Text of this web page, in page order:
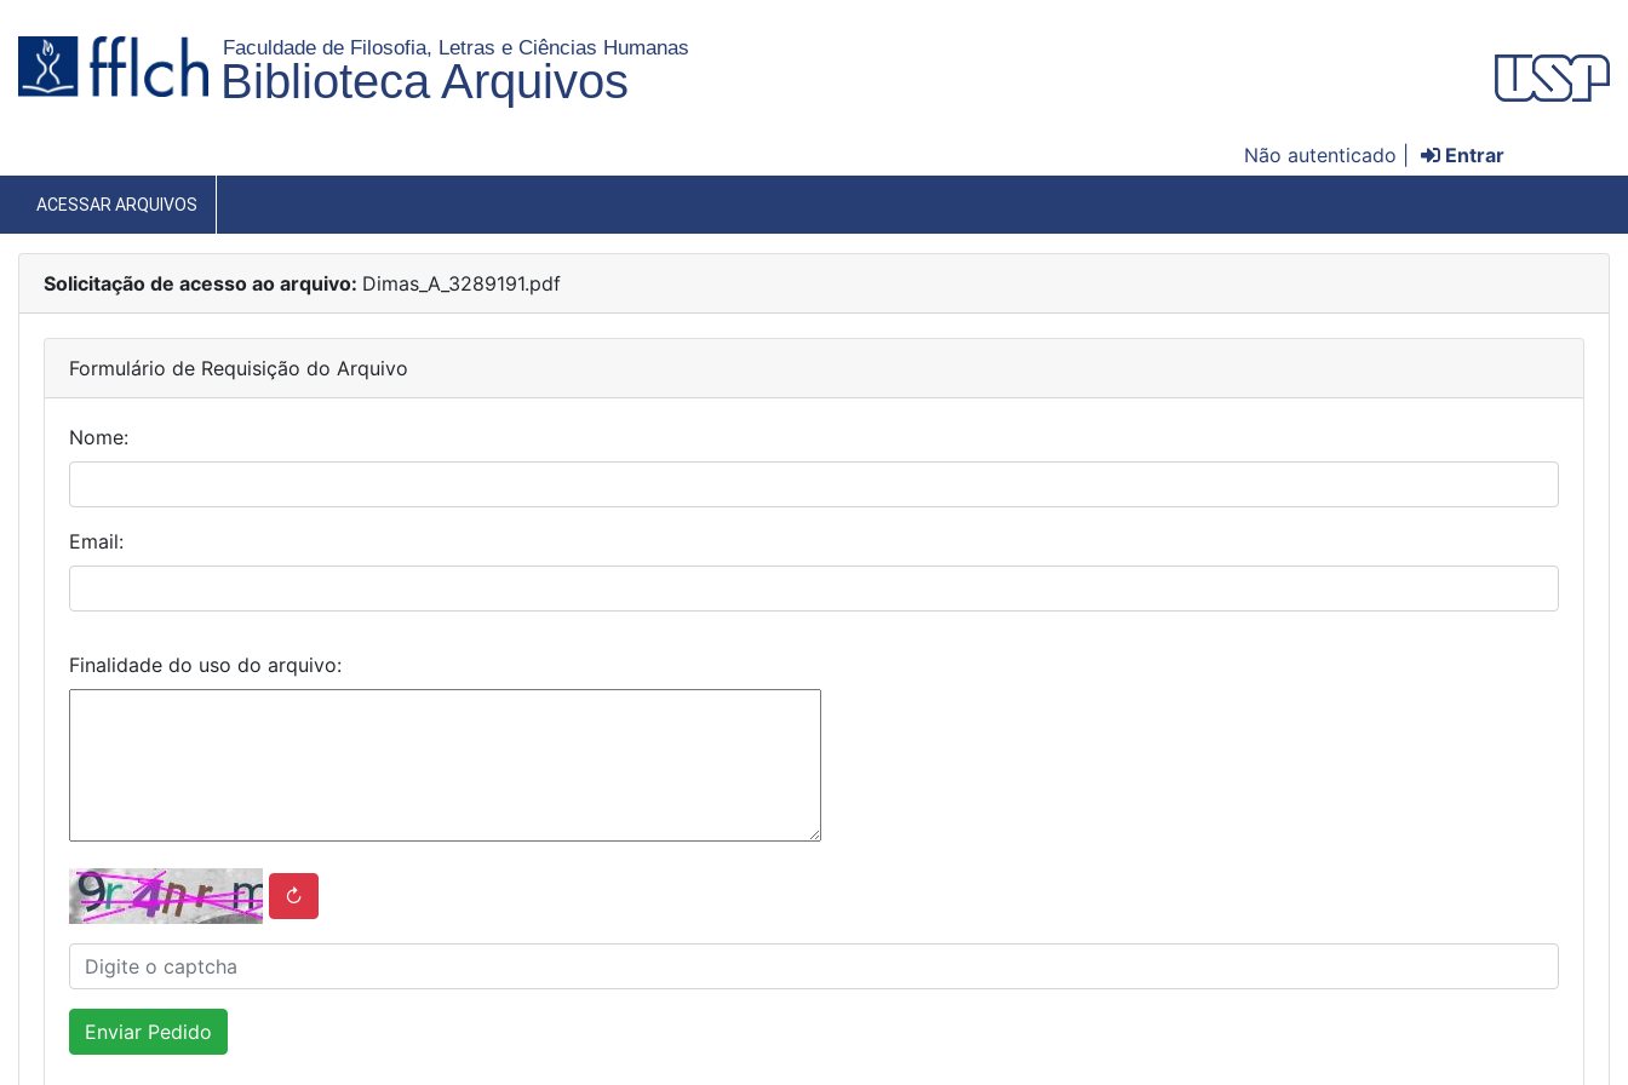
Faculdade de Filosofia, Letras e Ciências Humanas
Biblioteca Arquivos
Não autenticado | Entrar
ACESSAR ARQUIVOS
Solicitação de acesso ao arquivo: Dimas_A_3289191.pdf
Formulário de Requisição do Arquivo
Nome:
Email:
Finalidade do uso do arquivo:
↻
Enviar Pedido